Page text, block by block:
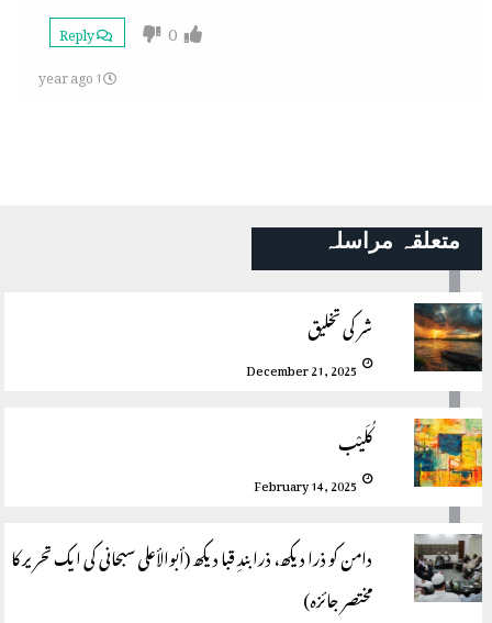
0
Reply
1 year ago
متعلقہ مراسلہ
شر کی تخلیق
December 21, 2025
کُلَیْب
February 14, 2025
دامن کو ذرا دیکھ، ذرا بندِ قبا دیکھ (أبوالأعلی سبحانی کی ایک تحریر کا
مختصر جائزہ)